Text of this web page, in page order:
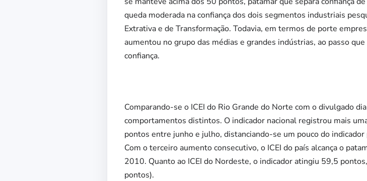
queda moderada na confiança dos dois segmentos industriais
Extrativa e de Transformação. Todavia, em termos de porte
aumentou no grupo das médias e grandes indústrias, ao passo
confiança.
Comparando-se o ICEI do Rio Grande do Norte com o divulgado
comportamentos distintos. O indicador nacional registrou mais
pontos entre junho e julho, distanciando-se um pouco do
Com o terceiro aumento consecutivo, o ICEI do país alcança o
2010. Quanto ao ICEI do Nordeste, o indicador atingiu 59,5
pontos).